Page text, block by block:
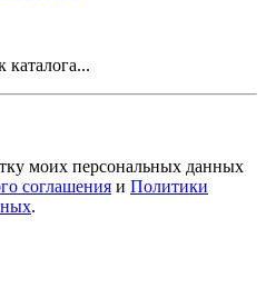
каталога...
моих персональных данных
соглашения и Политики
.